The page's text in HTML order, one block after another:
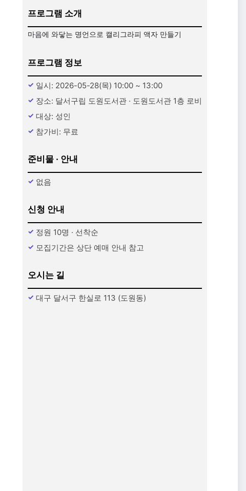
프로그램 소개
마음에 와닿는 명언으로 캘리그라피 액자 만들기
프로그램 정보
일시: 2026-05-28(목) 10:00 ~ 13:00
장소: 달서구립 도원도서관 · 도원도서관 1층 로비
대상: 성인
참가비: 무료
준비물 · 안내
없음
신청 안내
정원 10명 · 선착순
모집기간은 상단 예매 안내 참고
오시는 길
대구 달서구 한실로 113 (도원동)